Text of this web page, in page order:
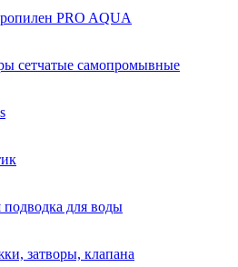
PRO AQUA
сетчатые самопромывные
подводка для воды
затворы, клапана